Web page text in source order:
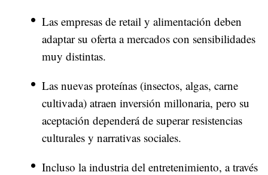
Las empresas de retail y alimentación deben
adaptar su oferta a mercados con sensibilidades
muy distintas.
Las nuevas proteínas (insectos, algas, carne
cultivada) atraen inversión millonaria, pero su
aceptación dependerá de superar resistencias
culturales y narrativas sociales.
Incluso la industria del entretenimiento, a través